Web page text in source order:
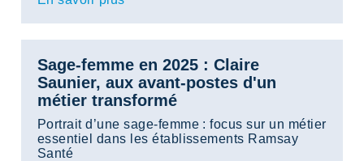
Sage-femme en 2025 : Claire
Saunier, aux avant-postes d'un
métier transformé
Portrait d’une sage-femme : focus sur un métier
essentiel dans les établissements Ramsay
Santé